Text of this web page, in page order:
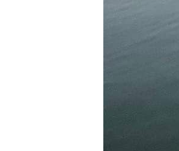
Сохранить моё